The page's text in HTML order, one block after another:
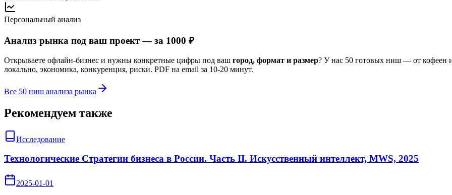
Персональный анализ
Анализ рынка под ваш проект — за 1000 ₽
Открываете офлайн-бизнес и нужны конкретные цифры под ваш город, формат и размер? У нас 50 готовых ниш — от кофеен
локально, экономика, конкуренция, риски. PDF на email за 10-20 минут.
Все 50 ниш анализа рынка
Рекомендуем также
Исследование
Технологические Стратегии бизнеса в России. Часть II. Искусственный интеллект, MWS, 2025
2025-01-01